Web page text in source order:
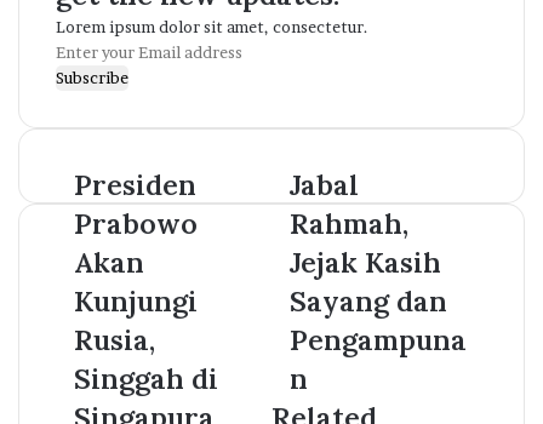
Lorem ipsum dolor sit amet, consectetur.
Enter
your
address
Presiden
Prabowo
Akan
Kunjungi
Rusia,
Singgah di
Jabal
Rahmah,
Jejak Kasih
Sayang dan
Pengampuna
n